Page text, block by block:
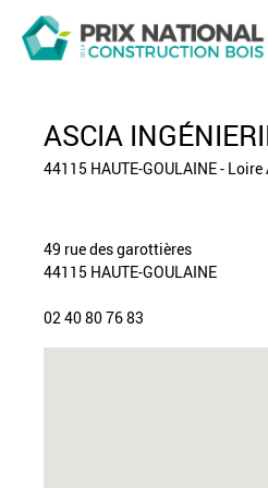
ASCIA
44115 HAUTE-GOULAINE -
49 rue des garottières
44115 HAUTE-GOULAINE
02 40 80 76 83